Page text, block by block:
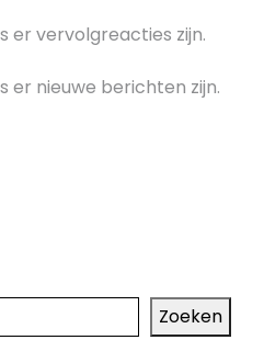
er vervolgreacties zijn.
er nieuwe berichten zijn.
Zoeken